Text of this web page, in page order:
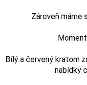
Zároveň máme
Bílý a červený kratom
nabídky